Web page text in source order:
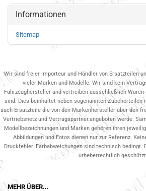
Informationen
Sitemap
Wir sind freier Importeur und Händler von Ersatzteilen
vieler Marken und Modelle. Wir sind kein
Fahrzeughersteller und vertreiben ausschließlich
sind. Dies beinhaltet neben sogenannten
auch Ersatzteile die von den Markenhersteller über den
Vertriebsnetz und Vertragspartner.angeboten werde.
Modellbezeichnungen und Marken gehören ihren
Abbildungen und Fotos dienen nur zur Referenz.
Druckfehler. Farbabweichungen sind technisch bedingt.
urheberrechtlich
MEHR ÜBER...